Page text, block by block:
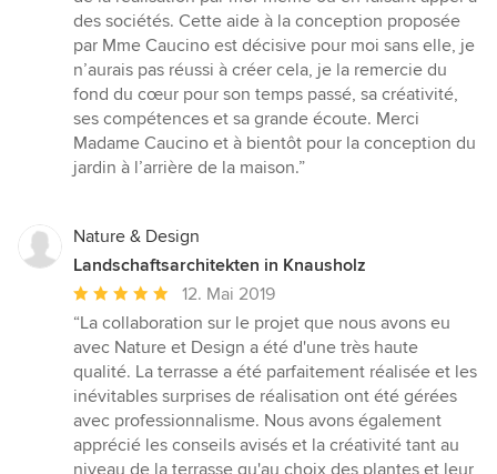
des sociétés. Cette aide à la conception proposée
par Mme Caucino est décisive pour moi sans elle, je
n’aurais pas réussi à créer cela, je la remercie du
fond du cœur pour son temps passé, sa créativité,
ses compétences et sa grande écoute. Merci
Madame Caucino et à bientôt pour la conception du
jardin à l’arrière de la maison.”
Nature & Design
Landschaftsarchitekten in Knausholz
Durchschnittliche
Bewertung:
5
von
5
Sternen
12. Mai 2019
“La collaboration sur le projet que nous avons eu
avec Nature et Design a été d'une très haute
qualité. La terrasse a été parfaitement réalisée et les
inévitables surprises de réalisation ont été gérées
avec professionnalisme. Nous avons également
apprécié les conseils avisés et la créativité tant au